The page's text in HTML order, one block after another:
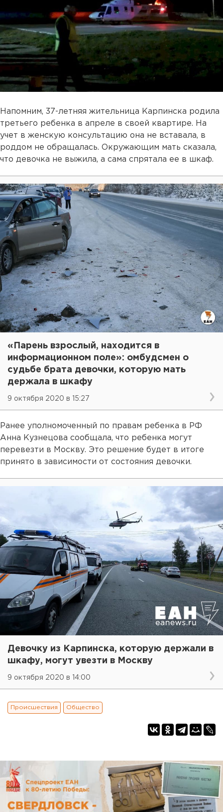
Напомним, 37-летняя жительница Карпинска родила
третьего ребенка в апреле в своей квартире. На
учет в женскую консультацию она не вставала, в
роддом не обращалась. Окружающим мать сказала,
что девочка не выжила, а сама спрятала ее в шкаф.
«Парень взрослый, находится в
информационном поле»: омбудсмен о
судьбе брата девочки, которую мать
держала в шкафу
9 октября 2020 в 15:27
Ранее уполномоченный по правам ребенка в РФ
Анна Кузнецова сообщала, что ребенка могут
перевезти в Москву. Это решение будет в итоге
принято в зависимости от состояния девочки.
Девочку из Карпинска, которую держали в
шкафу, могут увезти в Москву
9 октября 2020 в 14:00
Происшествия Общество